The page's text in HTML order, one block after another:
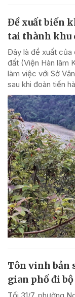
Đề xuất biến
tai thành khu
Đây là đề xuất của
đất (Viện Hàn lâm
làm việc với Sở
sau khi đoàn tiến
Tôn vinh bản
gian phố đi bộ